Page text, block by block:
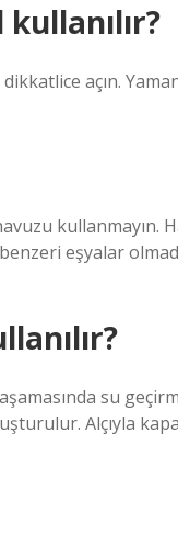
açın.
kullanmayın.
eşyalar
su
Alçıyla